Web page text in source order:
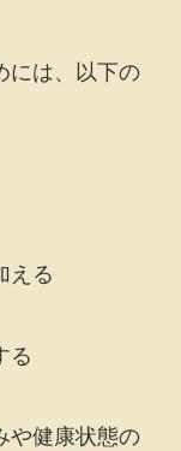
には、以下の
える
る
や健康状態の